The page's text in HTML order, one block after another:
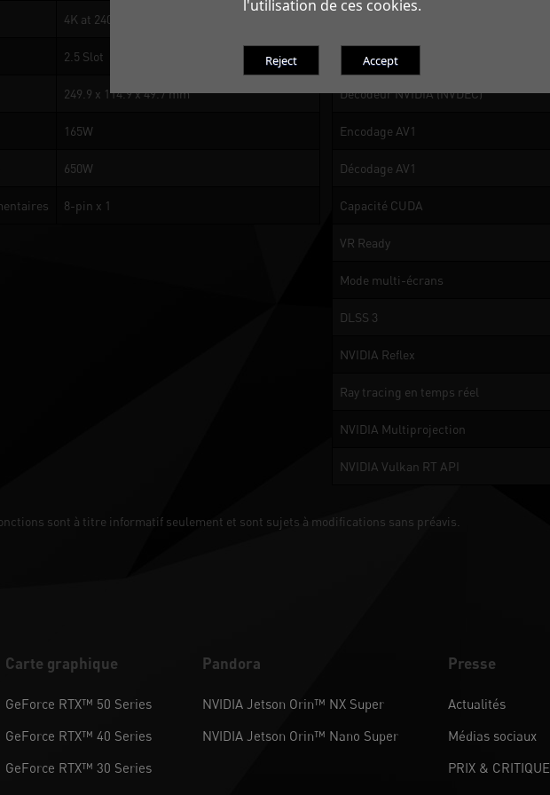
l'utilisation de ces cookies.
4K at 240Hz or 8K at 60Hz with DSC, HDR
2.5 Slot
249.9 x 114.9 x 49.7 mm
165W
650W
8-pin x 1
Encodeur NVIDIA (NVENC)
Décodeur NVIDIA (NVDEC)
Encodage AV1
Décodage AV1
Capacité CUDA
VR Ready
Mode multi-écrans
DLSS 3
NVIDIA Reflex
Ray tracing en temps réel
NVIDIA Multiprojection
NVIDIA Vulkan RT API
sont à titre informatif seulement et sont sujets à modifications sans préavis.
Carte graphique
GeForce RTX™ 50 Series
GeForce RTX™ 40 Series
GeForce RTX™ 30 Series
Pandora
NVIDIA Jetson Orin™ NX Super
NVIDIA Jetson Orin™ Nano Super
Presse
Actualités
Médias sociaux
PRIX & CRITIQUE